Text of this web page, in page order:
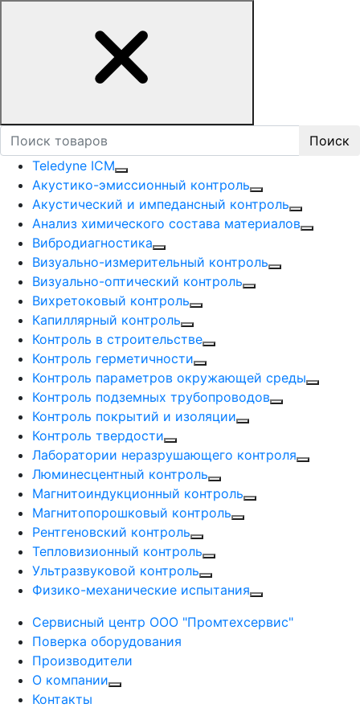
Поиск
Teledyne ICM
Акустико-эмисcионный контроль
Акустический и импедансный контроль
Анализ химического состава материалов
Вибродиагностика
Визуально-измерительный контроль
Визуально-оптический контроль
Вихретоковый контроль
Капиллярный контроль
Контроль в строительстве
Контроль герметичности
Контроль параметров окружающей среды
Контроль подземных трубопроводов
Контроль покрытий и изоляции
Контроль твердости
Лаборатории неразрушающего контроля
Люминесцентный контроль
Магнитоиндукционный контроль
Магнитопорошковый контроль
Рентгеновский контроль
Тепловизионный контроль
Ультразвуковой контроль
Физико-механические испытания
Сервисный центр ООО "Промтехсервис"
Поверка оборудования
Производители
О компании
Контакты